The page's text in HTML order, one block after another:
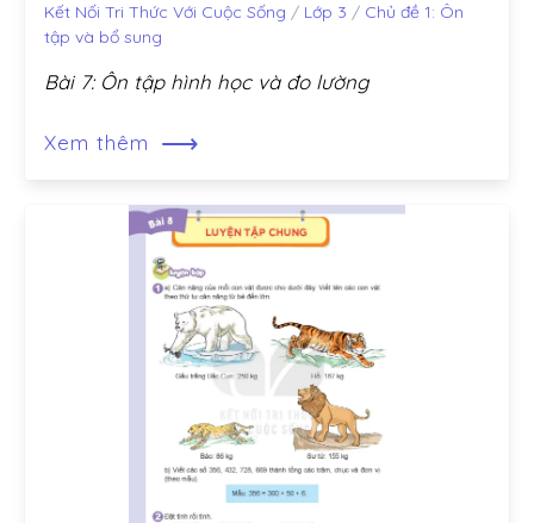
Kết Nối Tri Thức Với Cuộc Sống / Lớp 3 / Chủ đề 1: Ôn
tập và bổ sung
Bài 7: Ôn tập hình học và đo lường
Xem thêm ⟶